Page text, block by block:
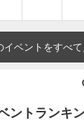
イベントをすべて
ントランキ